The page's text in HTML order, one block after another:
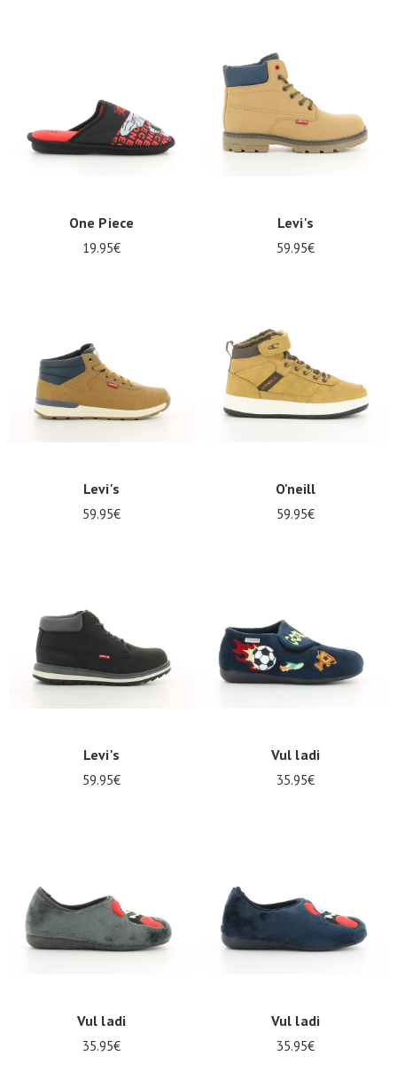
One Piece
19.95€
Levi's
59.95€
Levi's
59.95€
O'neill
59.95€
Levi's
59.95€
Vul ladi
35.95€
Vul ladi
35.95€
Vul ladi
35.95€